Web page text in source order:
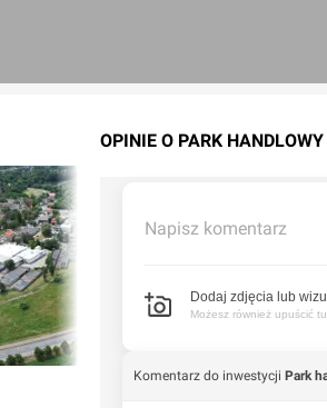
OPINIE O PARK
Napisz komentarz
Dodaj zdjęcia lub
Możesz również upuścić
Komentarz do inwestycji Park